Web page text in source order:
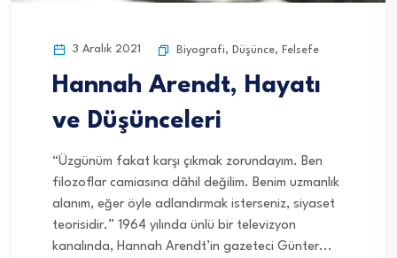
3 Aralık 2021 Biyografi, Düşünce, Felsefe
Hannah Arendt, Hayatı
ve Düşünceleri
“Üzgünüm fakat karşı çıkmak zorundayım. Ben
filozoflar camiasına dâhil değilim. Benim uzmanlık
alanım, eğer öyle adlandırmak isterseniz, siyaset
teorisidir.” 1964 yılında ünlü bir televizyon
kanalında, Hannah Arendt’in gazeteci Günter...